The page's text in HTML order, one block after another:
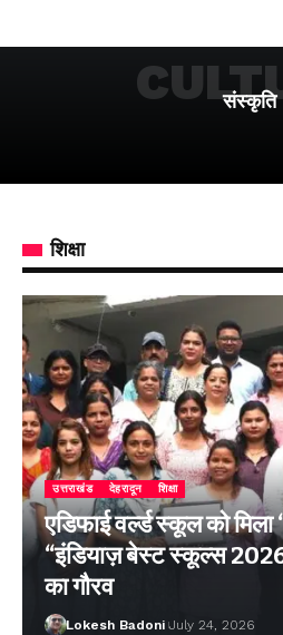
संस्कृति
शिक्षा
उत्तराखंड देहरादून शिक्षा
एडिफाई वर्ल्ड स्कूल को
“इंडियाज़ बेस्ट स्कूल्स
का गौरव
Lokesh Badoni July 24, 2026